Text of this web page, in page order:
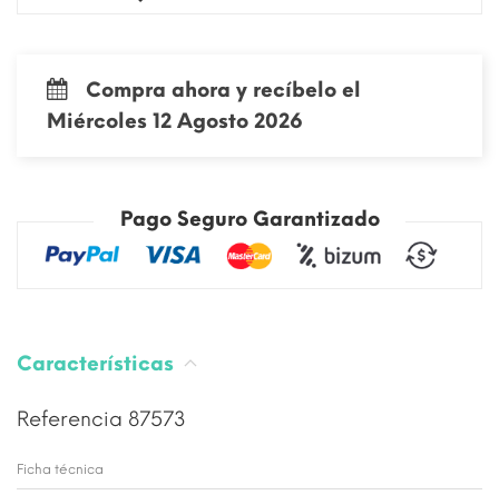
Compra ahora y recíbelo el
Miércoles 12 Agosto 2026
Pago Seguro Garantizado
Características
Referencia 87573
Ficha técnica